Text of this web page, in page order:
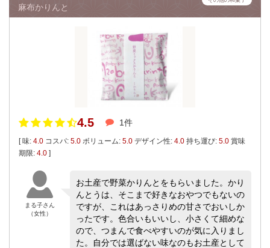
麻布かりんと
4.5 1件
[ 味: 4.0 コスパ: 5.0 ボリューム: 5.0 デザイン性: 4.0 持ち運び: 5.0 賞味
期限: 4.0 ]
まる子さん
（女性）
お土産で野菜かりんとをもらいました。かり
んとうは、そこまで好きなおやつでもないの
ですが、これはあっさりめの甘さでおいしか
ったです。色合いもいいし、小さくて細めな
ので、つまんで食べやすいのが気に入りまし
た。自分では選ばない味なのもお土産として